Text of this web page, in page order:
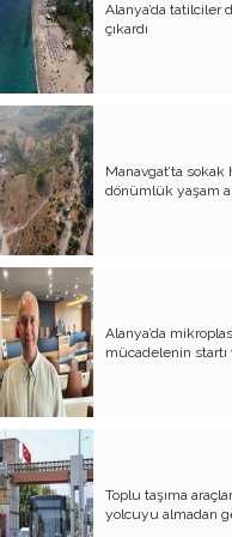
Evliliğin Anatomisi
Diyanet İşleri Hallet Şu
Mezarcı Hikmet’in Yürek
Hikayesi
Neşet Ertaş’ın Anısına
Canım Yurdum İnsanları -
Bu Yazım Sözde Değil
Müslüman Olan Ülkeler
Aileme Duyduğum
Kırtasiye Vurgunu
Dijital Çağın Çocukları
Sıcak, Sıcak Çok Sıcak !!
FİKRET OTYAM’IN
Alanya’da tatilciler
çıkardı
Manavgat’ta sokak
dönümlük yaşam
Alanya’da
mücadelenin startı
Toplu taşıma
yolcuyu almadan